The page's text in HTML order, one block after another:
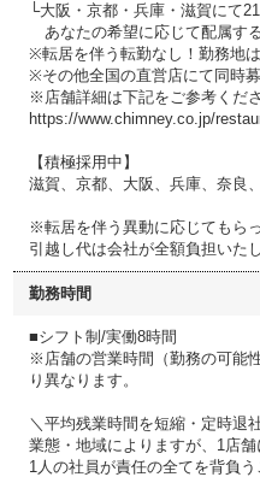
└大阪・京都・兵庫・滋賀にて
あなたの希望に応じて配属す
※転居を伴う転勤なし！勤務地
※その他全国の直営店にて同時募
※店舗詳細は下記をご参考くだ
https://www.chimney.co.jp/
【積極採用中】
滋賀、京都、大阪、兵庫、奈良
※転居を伴う異動に応じてもら
引越し代は会社が全額負担いたし
勤務時間
■シフト制/実働8時間
※店舗の営業時間（勤務の可能
り異なります。
＼平均残業時間を短縮・定時退
業態・地域によりますが、1店舗
1人の社員が責任の全てを背負う